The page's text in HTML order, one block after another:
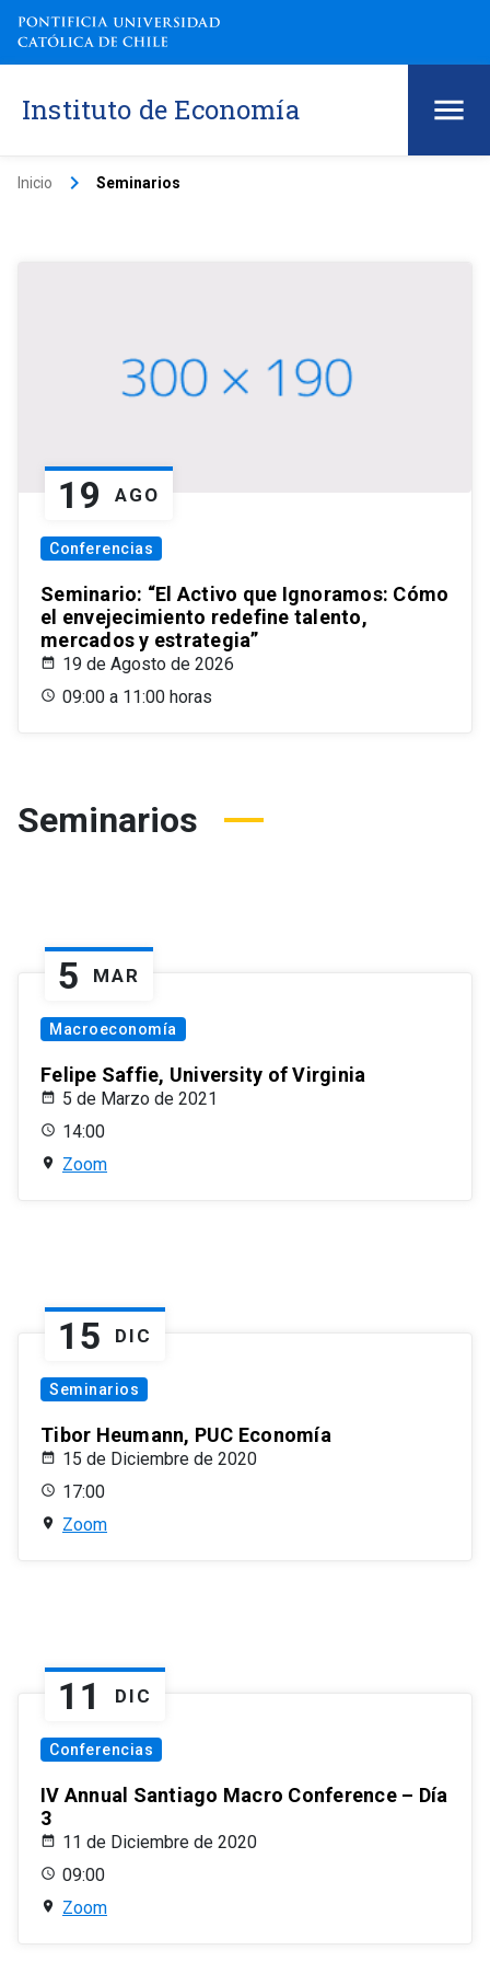
Instituto de Economía
Inicio keyboard_arrow_right Seminarios
19 AGO
Conferencias
Seminario: “El Activo que Ignoramos: Cómo
el envejecimiento redefine talento,
mercados y estrategia”
19 de Agosto de 2026
09:00 a 11:00 horas
Seminarios
5 MAR
Macroeconomía
Felipe Saffie, University of Virginia
5 de Marzo de 2021
14:00
Zoom
15 DIC
Seminarios
Tibor Heumann, PUC Economía
15 de Diciembre de 2020
17:00
Zoom
11 DIC
Conferencias
IV Annual Santiago Macro Conference – Día
3
11 de Diciembre de 2020
09:00
Zoom